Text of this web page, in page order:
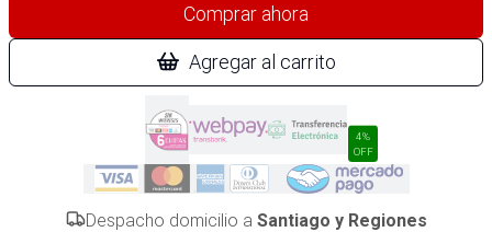
Comprar ahora
Agregar al carrito
4%
OFF
Despacho domicilio a Santiago y Regiones